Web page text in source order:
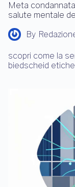
Meta
salute mentale
By
scopri come la
biedscheid